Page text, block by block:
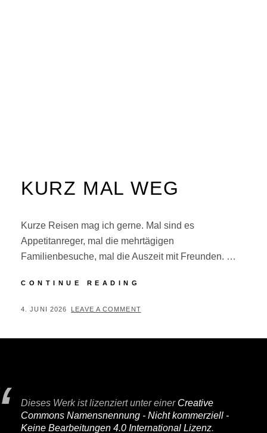
KURZ MAL WEG
Kurze Reisen mag ich gerne. Mal sind es
Appetitanreger, mal die mehrtägigen
Familienbesuche, mal die Auszeit mit Freunden. …
CONTINUE READING
WEG
POSTED
4. JUNI 2026 BY
P
I
LEAVE A COMMENT
Dieses Werk ist lizenziert unter einer Creative
Commons Namensnennung - Nicht kommerziell -
Keine Bearbeitungen 4.0 International Lizenz.